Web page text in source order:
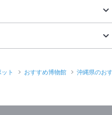
ト おすすめ博物館 沖縄県のお